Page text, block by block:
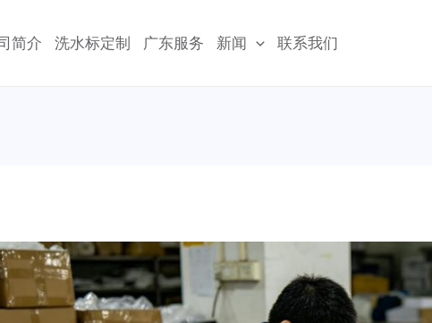
简介 洗水标定制 广东服务 新闻 联系我们